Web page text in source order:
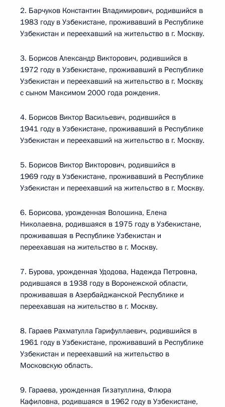
2. Барчуков Константин Владимирович, родившийся в
1983 году в Узбекистане, проживавший в Республике
Узбекистан и переехавший на жительство в г. Москву.
3. Борисов Александр Викторович, родившийся в
1972 году в Узбекистане, проживавший в Республике
Узбекистан и переехавший на жительство в г. Москву,
с сыном Максимом 2000 года рождения.
4. Борисов Виктор Васильевич, родившийся в
1941 году в Узбекистане, проживавший в Республике
Узбекистан и переехавший на жительство в г. Москву.
5. Борисов Виктор Викторович, родившийся в
1969 году в Узбекистане, проживавший в Республике
Узбекистан и переехавший на жительство в г. Москву.
6. Борисова, урожденная Волошина, Елена
Николаевна, родившаяся в 1975 году в Узбекистане,
проживавшая в Республике Узбекистан и
переехавшая на жительство в г. Москву.
7. Бурова, урожденная Удодова, Надежда Петровна,
родившаяся в 1938 году в Воронежской области,
проживавшая в Азербайджанской Республике и
переехавшая на жительство в г. Москву.
8. Гараев Рахматулла Гарифуллаевич, родившийся в
1961 году в Узбекистане, проживавший в Республике
Узбекистан и переехавший на жительство в
Московскую область.
9. Гараева, урожденная Гизатуллина, Флюра
Кафиловна, родившаяся в 1962 году в Узбекистане,